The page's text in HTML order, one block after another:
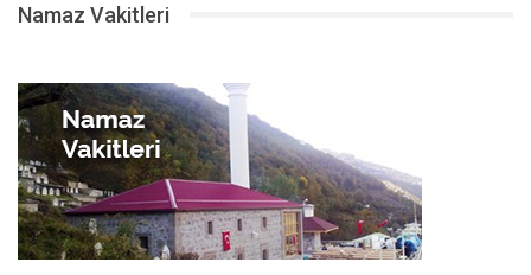
Namaz Vakitleri